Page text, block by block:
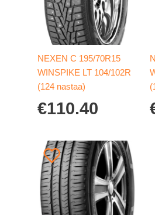
NEXEN C 195/70R15
WINSPIKE LT 104/102R
(124 nastaa)
€110.40